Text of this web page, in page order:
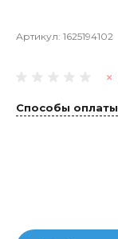
Артикул: 1625194102
Способы оплаты